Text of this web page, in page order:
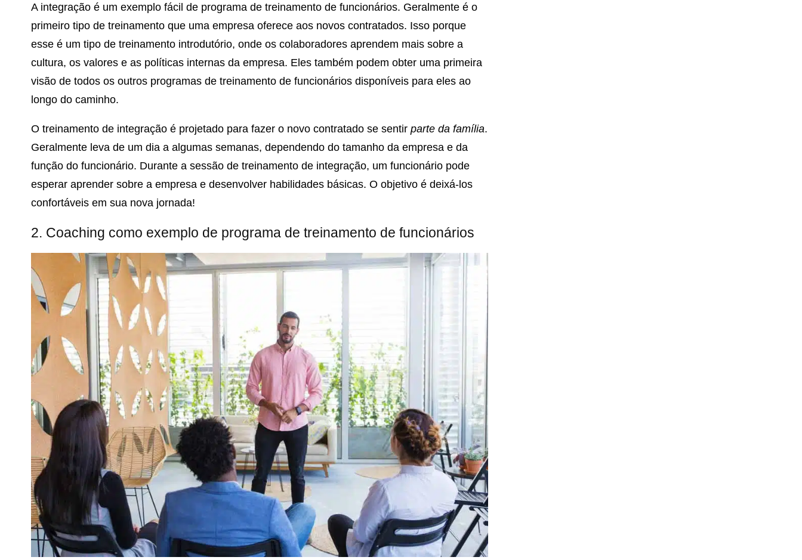
A integração é um exemplo fácil de programa de treinamento de funcionários. Geralmente é o
primeiro tipo de treinamento que uma empresa oferece aos novos contratados. Isso porque
esse é um tipo de treinamento introdutório, onde os colaboradores aprendem mais sobre a
cultura, os valores e as políticas internas da empresa. Eles também podem obter uma primeira
visão de todos os outros programas de treinamento de funcionários disponíveis para eles ao
longo do caminho.
O treinamento de integração é projetado para fazer o novo contratado se sentir parte da família.
Geralmente leva de um dia a algumas semanas, dependendo do tamanho da empresa e da
função do funcionário. Durante a sessão de treinamento de integração, um funcionário pode
esperar aprender sobre a empresa e desenvolver habilidades básicas. O objetivo é deixá-los
confortáveis ​​em sua nova jornada!
2. Coaching como exemplo de programa de treinamento de funcionários